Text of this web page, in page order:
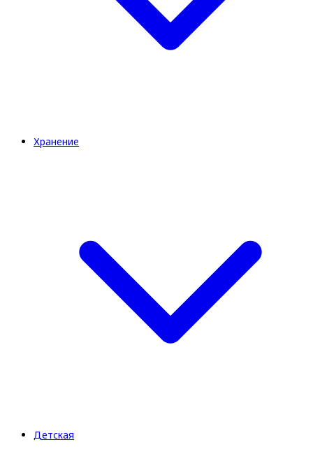
Хранение
Детская